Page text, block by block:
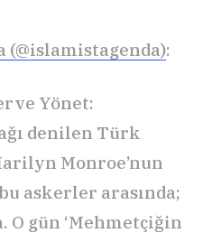
(@islamistagenda):
Yönet:
denilen Türk
Monroe’nun
askerler arasında;
O gün ‘Mehmetçiğin